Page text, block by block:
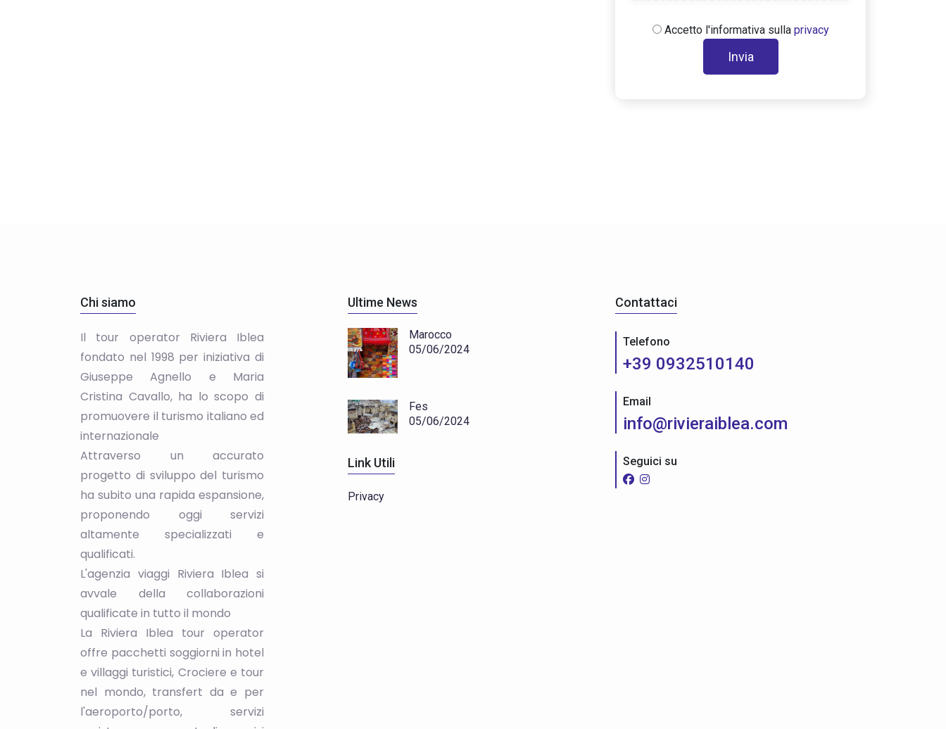
Accetto l'informativa sulla privacy
Chi siamo
Il tour operator Riviera Iblea
fondato nel 1998 per iniziativa di
Giuseppe Agnello e Maria
Cristina Cavallo, ha lo scopo di
promuovere il turismo italiano ed
internazionale
Attraverso un accurato
progetto di sviluppo del turismo
ha subito una rapida espansione,
proponendo oggi servizi
altamente specializzati e
qualificati.
L'agenzia viaggi Riviera Iblea si
avvale della collaborazioni
qualificate in tutto il mondo
La Riviera Iblea tour operator
offre pacchetti soggiorni in hotel
e villaggi turistici, Crociere e tour
nel mondo, transfert da e per
l'aeroporto/porto, servizi
Ultime News
Marocco
05/06/2024
Fes
05/06/2024
Link Utili
Privacy
Contattaci
Telefono
+39 0932510140
Email
info@rivieraiblea.com
Seguici su